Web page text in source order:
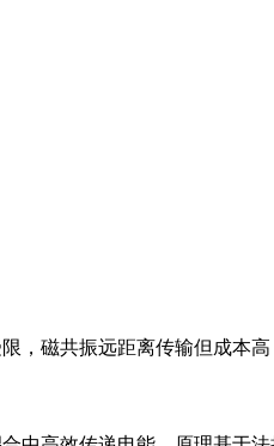
，磁共振远距离传输但成本